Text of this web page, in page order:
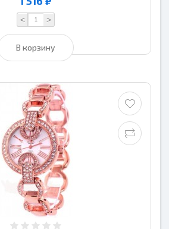
< >
В корзину